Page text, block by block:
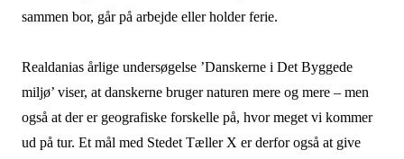
sammen bor, går på arbejde eller holder ferie.
Realdanias årlige undersøgelse ’Danskerne i Det Byggede
miljø’ viser, at danskerne bruger naturen mere og mere – men
også at der er geografiske forskelle på, hvor meget vi kommer
ud på tur. Et mål med Stedet Tæller X er derfor også at give